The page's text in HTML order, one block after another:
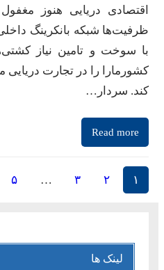
اقتصادی دریایی هنوز
ظرفیت‌ها شبکه بانکرینگ
با سوخت و تامین نیاز
کشورمارا را در تجارت دریایی
کند. سردار…
Read more
۱ ۲ ۳ … ۵
لینک ها